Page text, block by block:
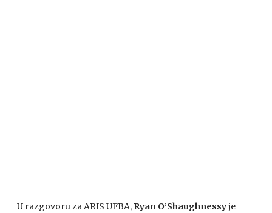
U razgovoru za ARIS UFBA, Ryan O’Shaughnessyje